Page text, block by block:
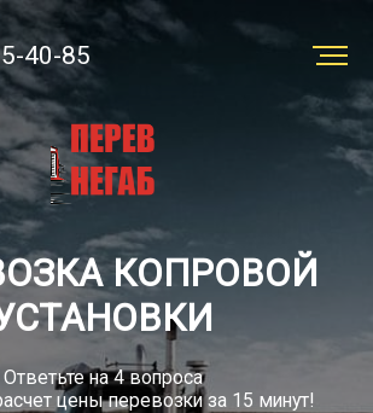
Заказать
перевозку
Грузы
40-85
КОПРОВОЙ
Ответьте на 4 вопроса
цены перевозки за 15 минут!